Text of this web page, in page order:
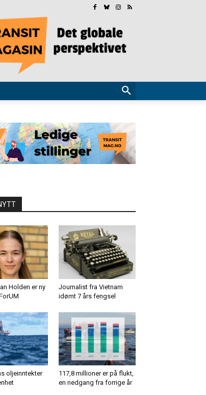
Holden er ny
Journalist fra Vietnam
idømt 7 års fengsel
oljeinntekter
117,8 millioner er på flukt,
en nedgang fra forrige år